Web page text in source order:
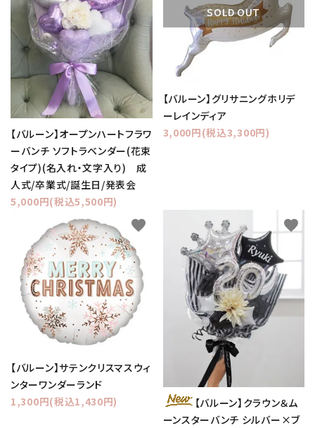
【バルーン】オープンハートフラワ
ーバンチ ソフトラベンダー(花束
タイプ)(名入れ・文字入り) 成
人式/卒業式/誕生日/発表会
5,000円(税込5,500円)
SOLD OUT
【バルーン】グリサニングホリデ
ーレインディア
3,000円(税込3,300円)
【バルーン】サテンクリスマスウィ
ンターワンダーランド
1,300円(税込1,430円)
favorite
【バルーン】クラウン＆ム
ーンスターバンチ シルバー×ブ
favorite